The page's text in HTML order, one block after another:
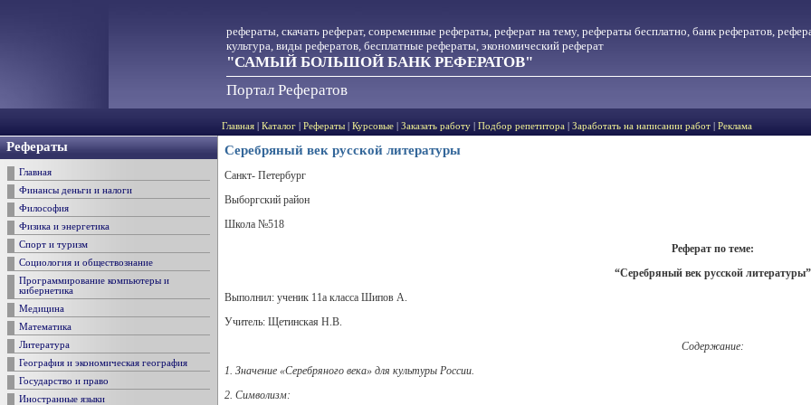
рефераты, скачать реферат, современные рефераты, реферат на тему, рефераты бесплатно, банк рефератов,
культура, виды рефератов, бесплатные рефераты, экономический реферат
"САМЫЙ БОЛЬШОЙ БАНК РЕФЕРАТОВ"
Портал Рефератов
Главная Каталог Рефераты Курсовые Заказать работу Подбор репетитора Заработать на написании работ Реклама
Рефераты
Главная
Финансы деньги и налоги
Философия
Физика и энергетика
Спорт и туризм
Социология и обществознание
Программирование компьютеры и
кибернетика
Медицина
Математика
Литература
География и экономическая география
Государство и право
Иностранные языки
Серебряный век русской литературы
Санкт- Петербург
Выборгский район
Школа №518
Реферат по теме:
“Серебряный век русской литературы”
Выполнил: ученик 11а класса Шипов А.
Учитель: Щетинская Н.В.
Содержание:
1. Значение «Cеребряного века» для культуры России.
2. Символизм: